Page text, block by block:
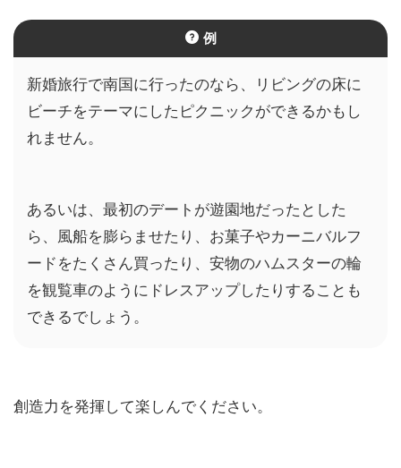
例
新婚旅行で南国に行ったのなら、リビングの床に
ビーチをテーマにしたピクニックができるかもし
れません。
あるいは、最初のデートが遊園地だったとした
ら、風船を膨らませたり、お菓子やカーニバルフ
ードをたくさん買ったり、安物のハムスターの輪
を観覧車のようにドレスアップしたりすることも
できるでしょう。
創造力を発揮して楽しんでください。